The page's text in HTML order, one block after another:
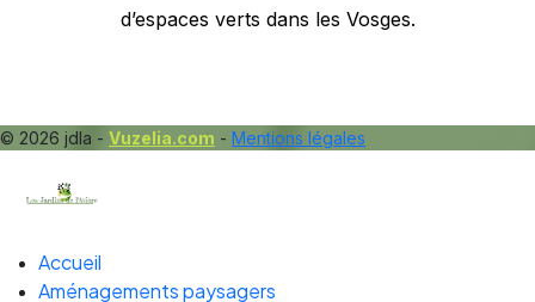
d’espaces verts dans les Vosges.
© 2026 jdla - Vuzelia.com - Mentions légales
Accueil
Aménagements paysagers